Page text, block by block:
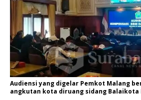
Audiensi yang digelar Pemkot Malang
angkutan kota diruang sidang Balaikota